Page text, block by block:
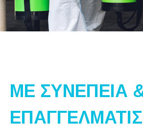
ΜΕ ΣΥΝΕΠΕΙΑ